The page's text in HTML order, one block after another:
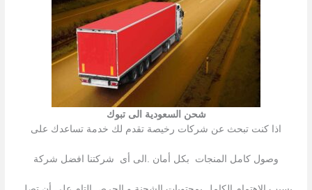
شحن السعودية الى تبوك
اذا كنت تبحث عن شركات رخیصة تقدم لك خدمة تساعدك على
وصول كامل المنجات بكل أمان .الى أى شركتنا افضل شركة